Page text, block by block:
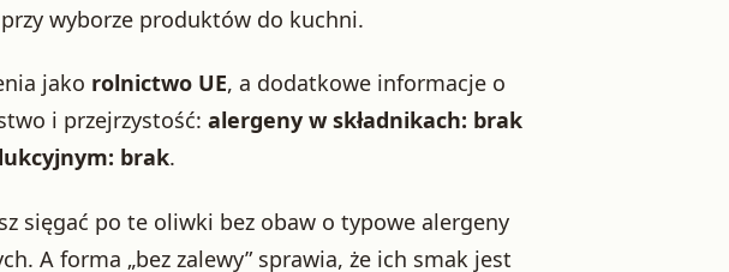
wyborze produktów do kuchni.
jako rolnictwo UE, a dodatkowe informacje o
i przejrzystość: alergeny w składnikach: brak
brak.
sięgać po te oliwki bez obaw o typowe alergeny
A forma „bez zalewy” sprawia, że ich smak jest